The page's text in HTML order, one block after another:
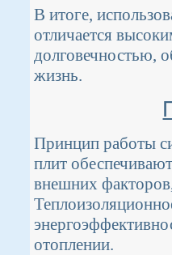
В итоге,
отличается
долговечностью,
жизнь.
Принцип работы
плит
внешних
отоплении.